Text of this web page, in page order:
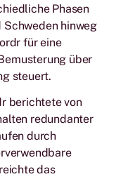
Phasen
Schweden hinweg
für eine
über
steuert.
berichtete von
redundanter
durch
das